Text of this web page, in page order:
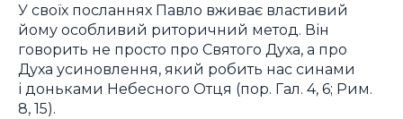
У своїх посланнях Павло вживає властивий
йому особливий риторичний метод. Він
говорить не просто про Святого Духа, а про
Духа усиновлення, який робить нас синами
і доньками Небесного Отця (пор. Гал. 4, 6; Рим.
8, 15).